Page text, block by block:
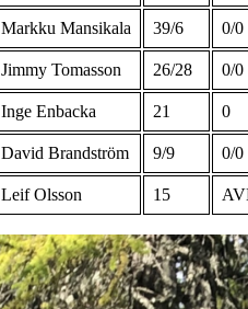
Markku Mansikala 39/6 0/0
Jimmy Tomasson 26/28 0/0
Inge Enbacka 21 0
David Brandström 9/9 0/0
Leif Olsson 15